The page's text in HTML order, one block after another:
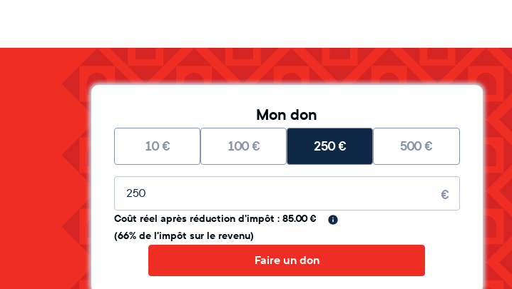
Mon don
10€ 100€ 250€ 500€
Montant libre €
Coût réel après réduction d'impôt : 85.00 €
(66% de l'impôt sur le revenu)
Faire un don